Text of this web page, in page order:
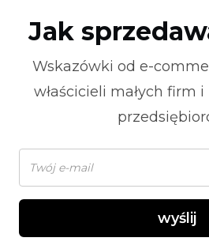
Jak
Wskazówki od e-
właścicieli małych firm
wyślij